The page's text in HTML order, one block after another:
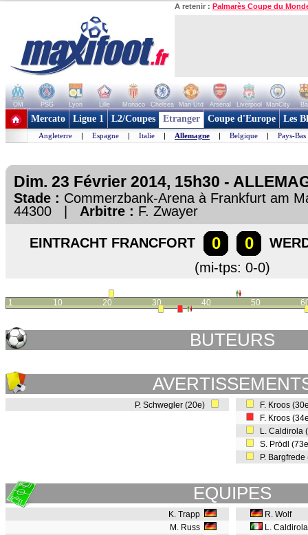
A retenir : Palmarès Coupe du
OM PSG Lyon Lille Monaco Chelsea Man Utd Arsenal Liverpool ManCity
+ de clubs
Mercato Ligue 1 L2/Coupes Etranger Coupe d'Europe Les
Angleterre | Espagne | Italie | Allemagne | Belgique | Pays-Bas
Dim. 23 Février 2014, 15h30 -
Stade : Commerzbank-Arena à Frankfurt
44300 | Arbitre : F. Zwayer
EINTRACHT FRANCFORT 0 0
(mi-tps: 0-0)
1 10 20 30 40 50
BUTEURS
P. Schwegler (20e)
F. Kroos
F. Kroos
L. Caldirola
S. Prödl
P.
EQUIPES
K. Trapp
M. Russ
R. Wolf
L. Caldirola